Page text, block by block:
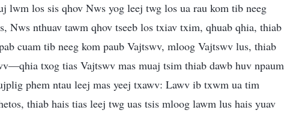
lwm los sis qhov Nws yog leej twg los ua rau kom tib neeg
Nws nthuav tawm qhov tseeb los txiav txim, qhuab qhia, thiab
cuam tib neeg kom paub Vajtswv, mloog Vajtswv lus, thiab
txog tias Vajtswv mas muaj tsim thiab dawb huv npaum
phem ntau leej mas yeej txawv: Lawv ib txwm ua tim
thiab hais tias leej twg uas tsis mloog lawm lus hais yuav